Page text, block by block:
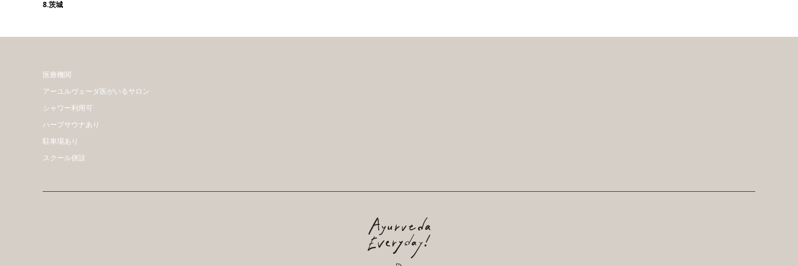
8.茨城
医療機関
アーユルヴェーダ医がいるサロン
シャワー利用可
ハーブサウナあり
駐車場あり
スクール併設